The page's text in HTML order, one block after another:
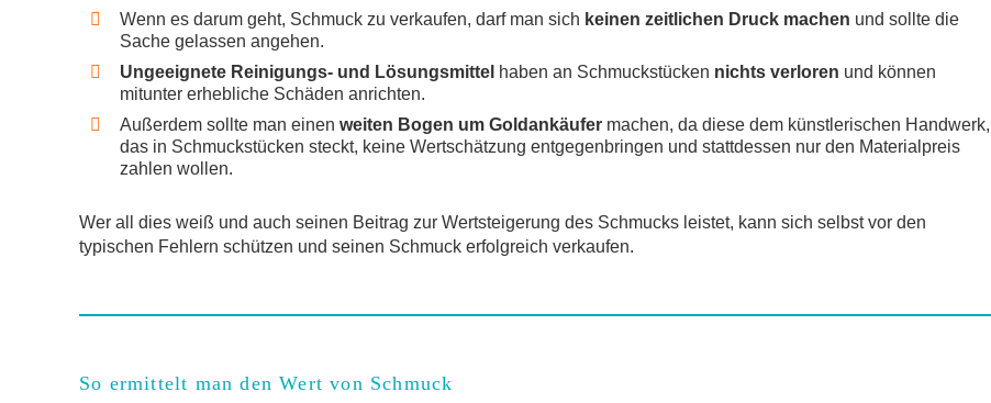
Wenn es darum geht, Schmuck zu verkaufen, darf man sich keinen zeitlichen Druck machen und sollte die
Sache gelassen angehen.
Ungeeignete Reinigungs- und Lösungsmittel haben an Schmuckstücken nichts verloren und können
mitunter erhebliche Schäden anrichten.
Außerdem sollte man einen weiten Bogen um Goldankäufer machen, da diese dem künstlerischen Handwerk,
das in Schmuckstücken steckt, keine Wertschätzung entgegenbringen und stattdessen nur den Materialpreis
zahlen wollen.
Wer all dies weiß und auch seinen Beitrag zur Wertsteigerung des Schmucks leistet, kann sich selbst vor den
typischen Fehlern schützen und seinen Schmuck erfolgreich verkaufen.
So ermittelt man den Wert von Schmuck